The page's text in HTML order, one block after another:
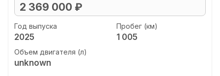
2 369 000 ₽
Год выпуска
2025
Пробег (км)
1 005
Объем двигателя (л)
unknown